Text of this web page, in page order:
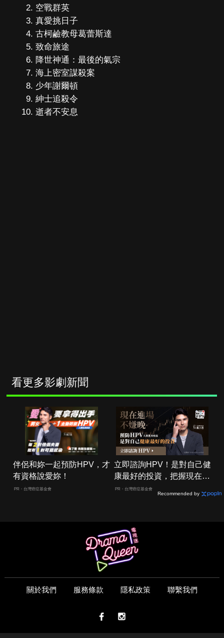
空戰群英
真愛挑日子
古柯鹼教母葛蕾斯達
致命旅途
降世神通：最後的氣宗
海上密室謀殺案
少年謝爾頓
紳士追殺令
逝者不安息
看更多影劇新聞
伴侶和妳一起預防HPV，才
有資格說愛妳！
PR・台灣癌症基金會
立即諮詢HPV！是對自己健
康最好的投資，把握現在不
嫌晚！
PR・台灣癌症基金會
Recommended by
關於我們 服務條款 隱私政策 聯繫我們